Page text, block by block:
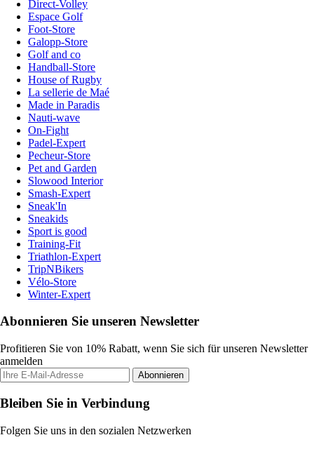
Direct-Volley
Espace Golf
Foot-Store
Galopp-Store
Golf and co
Handball-Store
House of Rugby
La sellerie de Maé
Made in Paradis
Nauti-wave
On-Fight
Padel-Expert
Pecheur-Store
Pet and Garden
Slowood Interior
Smash-Expert
Sneak'In
Sneakids
Sport is good
Training-Fit
Triathlon-Expert
TripNBikers
Vélo-Store
Winter-Expert
Abonnieren Sie unseren Newsletter
Profitieren Sie von 10% Rabatt, wenn Sie sich für unseren Newsletter
anmelden
Abonnieren
Bleiben Sie in Verbindung
Folgen Sie uns in den sozialen Netzwerken